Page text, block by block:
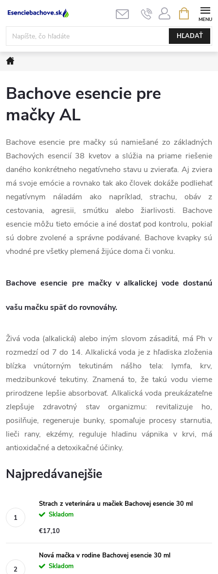
obsah
HĽADAŤ
KOŠÍK
Bachove esencie pre
mačky AL
Bachove esencie pre mačky sú namiešané zo základných
Bachových esencií 38 kvetov a slúžia na priame riešenie
daného konkrétneho negatívneho stavu u zvieraťa. Aj zviera
má svoje emócie a rovnako tak ako človek dokáže podliehať
negatívnym náladám ako napríklad, strachu, obáv z
cestovania, agresii, smútku alebo žiarlivosti. Bachove
esencie môžu tieto emócie a iné dostať pod kontrolu, pokiaľ
sú dobre zvolené a správne podávané. Bachove kvapky sú
vhodné pre všetky plemená žijúce doma či vonku.
Bachove esencie pre mačky v alkalickej vode dostanú
vašu mačku späť do rovnováhy.
Živá voda (alkalická) alebo iným slovom zásaditá, má Ph v
rozmedzí od 7 do 14. Alkalická voda je z hľadiska zloženia
blízka vnútorným tekutinám nášho tela: lymfa, krv,
medzibunkové tekutiny. Znamená to, že takú vodu vieme
prirodzene lepšie absorbovať. Alkalická voda preukázateľne
zlepšuje zdravotný stav organizmu: revitalizuje ho,
posilňuje, regeneruje bunky, spomaľuje procesy starnutia,
lieči rany, ekzémy, reguluje hladinu vápnika v krvi, má
antioxidačné a detoxikačné účinky.
Najpredávanejšie
Strach z veterinára u mačiek Bachovej esencie 30 ml
Skladom
€17,10
Nová mačka v rodine Bachovej esencie 30 ml
Skladom